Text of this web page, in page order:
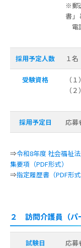
※郵
書」
電
採用予定人数 １名
受験資格
（
（
採用予定日 応募
⇒令和8年度 社会福祉
集要項（PDF形式）
⇒指定履歴書（PDF形式
２ 訪問介護員（パ
試験日 応募